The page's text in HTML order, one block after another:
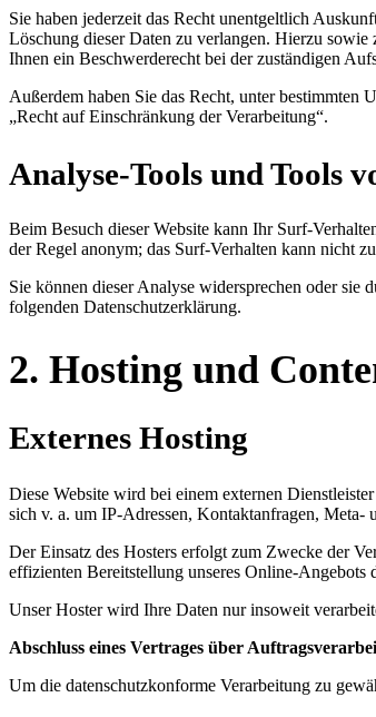
Sie haben jederzeit das Recht unentgeltlich
Löschung dieser Daten zu verlangen. Hierzu sowie
Ihnen ein Beschwerderecht bei der zuständigen
Außerdem haben Sie das Recht, unter bestimmten
„Recht auf Einschränkung der Verarbeitung“.
Analyse-Tools und Tools
Beim Besuch dieser Website kann Ihr Surf-
der Regel anonym; das Surf-Verhalten kann nicht
Sie können dieser Analyse widersprechen oder
folgenden Datenschutzerklärung.
2. Hosting und
Externes Hosting
Diese Website wird bei einem externen
sich v. a. um IP-Adressen, Kontaktanfragen, Meta-
Der Einsatz des Hosters erfolgt zum Zwecke der
effizienten Bereitstellung unseres Online-
Unser Hoster wird Ihre Daten nur insoweit
Abschluss eines Vertrages über
Um die datenschutzkonforme Verarbeitung zu